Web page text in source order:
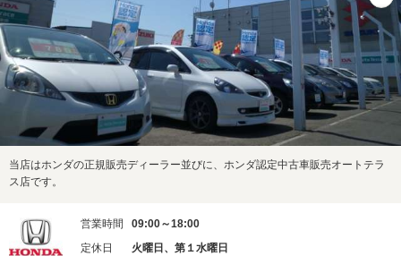
当店はホンダの正規販売ディーラー並びに、ホンダ認定中古車販売オートテラ
ス店です。
営業時間
09:00～18:00
定休日
火曜日、第１水曜日